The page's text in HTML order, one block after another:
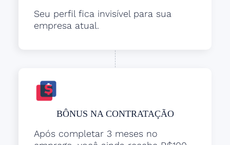
Seu perfil fica invisível para sua
empresa atual.
BÔNUS NA CONTRATAÇÃO
Após completar 3 meses no